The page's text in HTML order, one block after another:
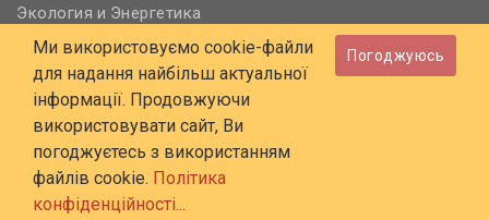
Экология и Энергетика
Нормативное регулирование
Строительство и проектирование
Охрана труда и ПБ
© 2006 - 2026 Все права защищены
E-mail:
online@budstandart.com
Ми використовуємо cookie-файли
для надання найбільш актуальної
інформації. Продовжуючи
використовувати сайт, Ви
погоджуєтесь з використанням
файлів cookie. Політика
конфіденційності...
Погоджуюсь